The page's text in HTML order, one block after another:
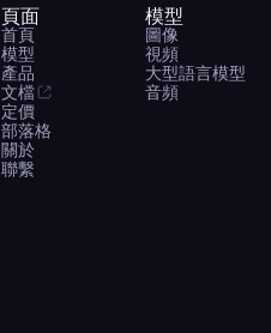
頁面
首頁
模型
產品
文檔
定價
部落格
關於
聯繫
模型
圖像
視頻
大型語言模型
音頻